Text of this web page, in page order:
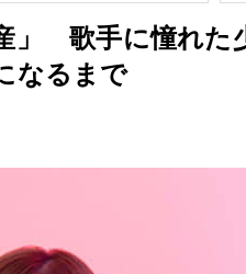
」 歌手に憧れた
なるまで